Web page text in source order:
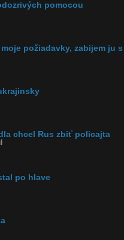
pomocou
požiadavky, zabijem ju s
chcel Rus zbiť policajta
po hlave